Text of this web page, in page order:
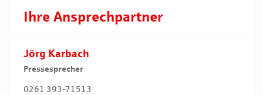
Ihre Ansprechpartner
Jörg Karbach
Pressesprecher
0261 393-71513